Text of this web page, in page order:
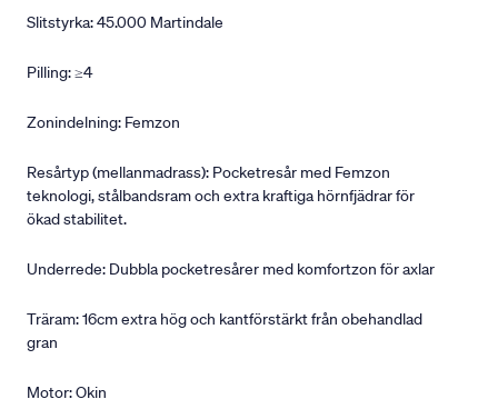
Slitstyrka: 45.000 Martindale
Pilling: ≥4
Zonindelning: Femzon
Resårtyp (mellanmadrass): Pocketresår med Femzon
teknologi, stålbandsram och extra kraftiga hörnfjädrar för
ökad stabilitet.
Underrede: Dubbla pocketresårer med komfortzon för axlar
Träram: 16cm extra hög och kantförstärkt från obehandlad
gran
Motor: Okin